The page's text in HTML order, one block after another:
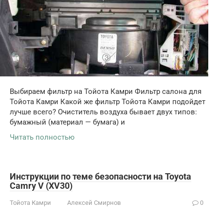
Выбираем фильтр на Тойота Камри Фильтр салона для
Тойота Камри Какой же фильтр Тойота Камри подойдет
лучше всего? Очиститель воздуха бывает двух типов:
бумажный (материал — бумага) и
Читать полностью
Инструкции по теме безопасности на Toyota
Camry V (XV30)
Тойота Камри Алексей Смирнов 0